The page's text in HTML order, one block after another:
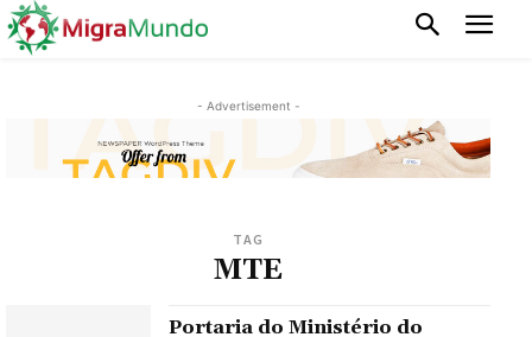
- Advertisement -
TAG
MTE
Portaria do Ministério do